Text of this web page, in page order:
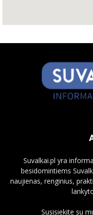
Suvalkai.pl yra
besidomintiems
naujienas, renginius,
Susisiekite su